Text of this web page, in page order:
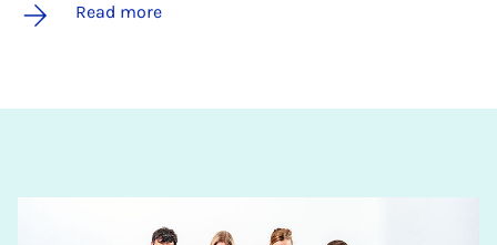
Read more